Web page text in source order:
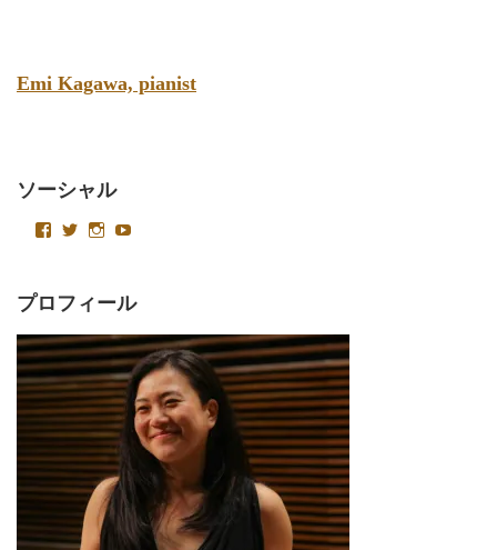
Emi Kagawa, pianist
ソーシャル
emikagawapianist
プ
ロ
フ
ィ
ー
ル
を
Facebook
で
表
示
Velvetysound
プ
ロ
フ
ィ
ー
ル
を
Twitter
で
表
示
Velvetysound
プ
フ
ィ
ー
ル
を
Instagram
で
表
示
プ
フ
ィ
ー
ル
を
YouTube
で
プロフィール